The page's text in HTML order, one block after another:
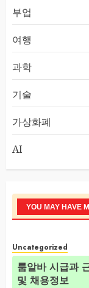
부업
여행
과학
기술
가상화폐
AI
YOU MAY HAVE
Uncategorized
룸알바 시급과
및 채용정보